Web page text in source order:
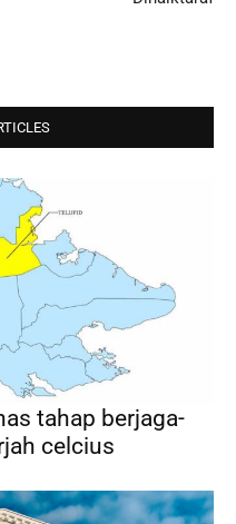
tahap berjaga-
celcius